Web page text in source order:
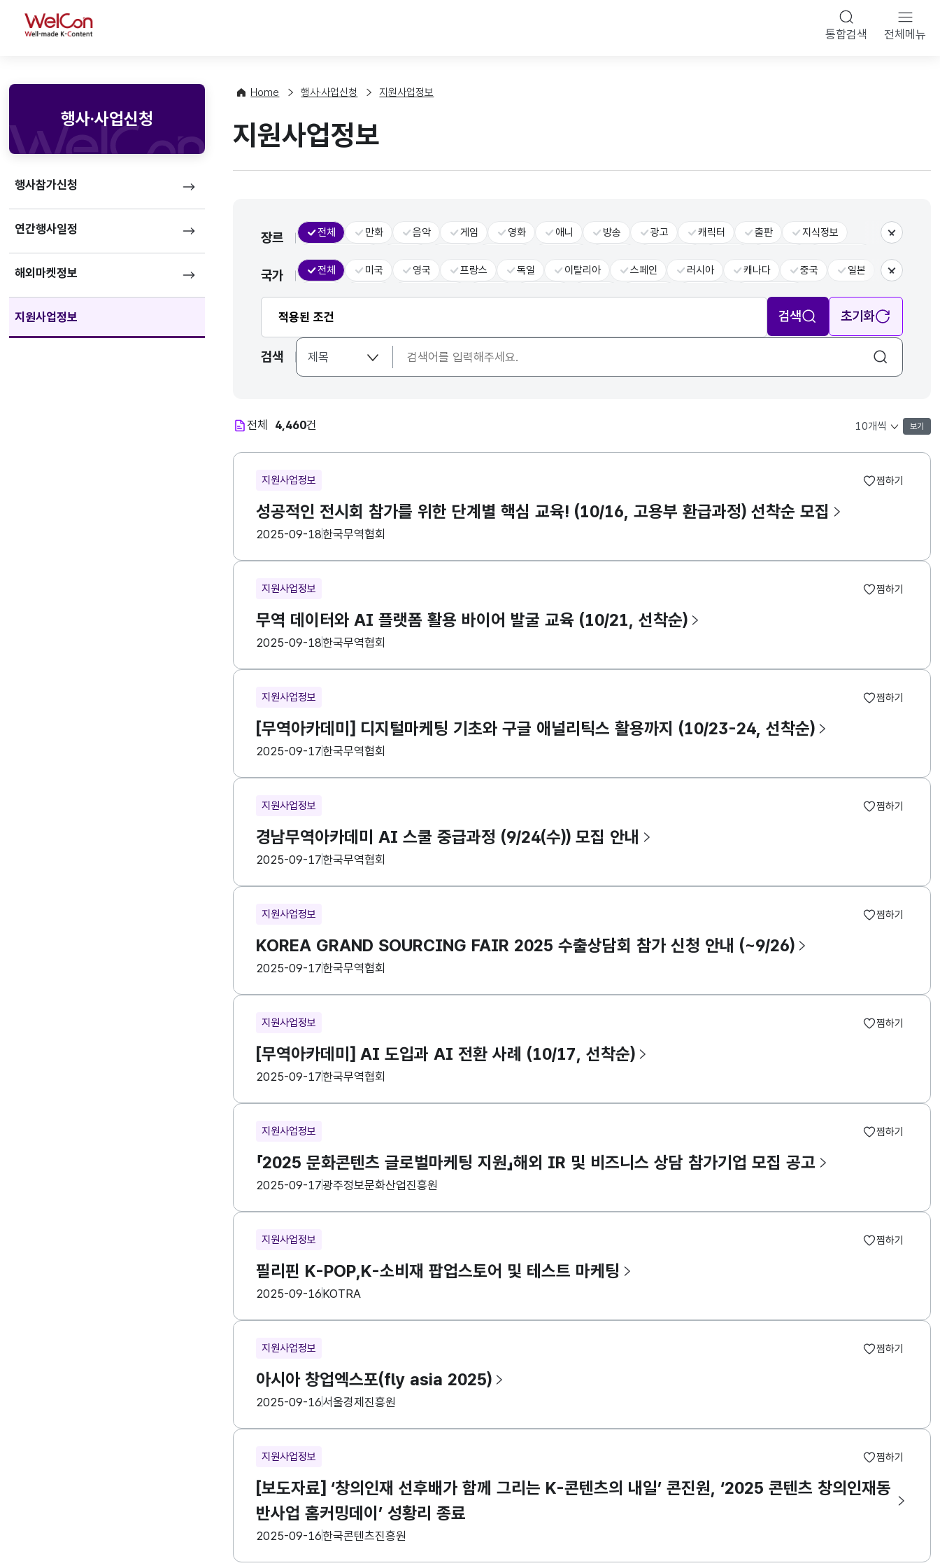
WelCon 통합검색 전체메뉴
행사·사업신청
행사참가신청
연간행사일정
해외마켓정보
지원사업정보
Home 행사·사업신청 지원사업정보
지원사업정보
장르 전체 만화 음악 게임 영화 애니 방송 광고 캐릭터 출판
지식정보
대중문화
더보기
국가 전체 미국 영국 프랑스 독일 이탈리아 스페인 러시아 캐나다 중국
일본
더보기
적용된 조건 검색 초기화
검색
전체 4,460건
목록 표시 개수 선택
보기
지원사업정보
성공적인 전시회 참가를 위한 단계별 핵심 교육! (10/16, 고용부 환급과정) 선착순 모집
등록일
2025-09-18수집기관한국무역협회
찜하기
지원사업정보
무역 데이터와 AI 플랫폼 활용 바이어 발굴 교육 (10/21, 선착순)
등록일
2025-09-18수집기관한국무역협회
찜하기
지원사업정보
[무역아카데미] 디지털마케팅 기초와 구글 애널리틱스 활용까지 (10/23-24, 선착순)
등록일
2025-09-17수집기관한국무역협회
찜하기
지원사업정보
경남무역아카데미 AI 스쿨 중급과정 (9/24(수)) 모집 안내
등록일
2025-09-17수집기관한국무역협회
찜하기
지원사업정보
KOREA GRAND SOURCING FAIR 2025 수출상담회 참가 신청 안내 (~9/26)
등록일
2025-09-17수집기관한국무역협회
찜하기
지원사업정보
[무역아카데미] AI 도입과 AI 전환 사례 (10/17, 선착순)
등록일
2025-09-17수집기관한국무역협회
찜하기
지원사업정보
「2025 문화콘텐츠 글로벌마케팅 지원」해외 IR 및 비즈니스 상담 참가기업 모집 공고
등록일
2025-09-17수집기관광주정보문화산업진흥원
찜하기
지원사업정보
필리핀 K-POP,K-소비재 팝업스토어 및 테스트 마케팅
등록일
2025-09-16수집기관KOTRA
찜하기
지원사업정보
아시아 창업엑스포(fly asia 2025)
등록일
2025-09-16수집기관서울경제진흥원
찜하기
지원사업정보
[보도자료] ‘창의인재 선후배가 함께 그리는 K-콘텐츠의 내일’ 콘진원, ‘2025 콘텐츠 창의인재동
반사업 홈커밍데이’ 성황리 종료
등록일
2025-09-16수집기관한국콘텐츠진흥원
찜하기